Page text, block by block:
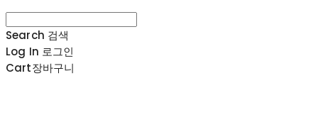
Search 검색
Log In 로그인
Cart장바구니